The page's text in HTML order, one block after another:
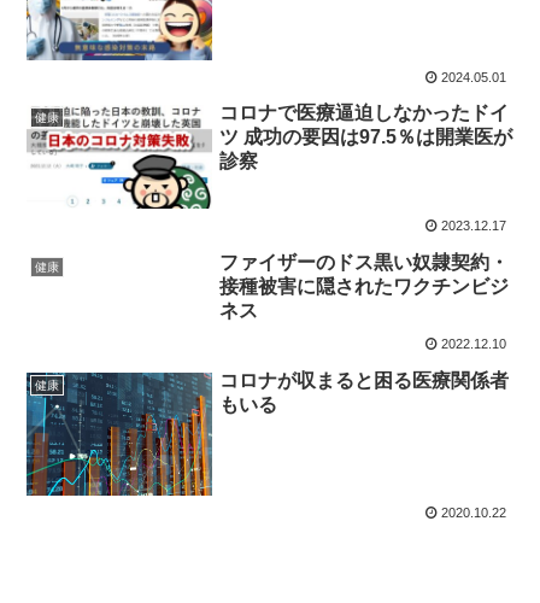
2024.05.01
健康
コロナで医療逼迫しなかったドイ
ツ 成功の要因は97.5％は開業医が
診察
2023.12.17
健康
ファイザーのドス黒い奴隷契約・
接種被害に隠されたワクチンビジ
ネス
2022.12.10
健康
コロナが収まると困る医療関係者
もいる
2020.10.22